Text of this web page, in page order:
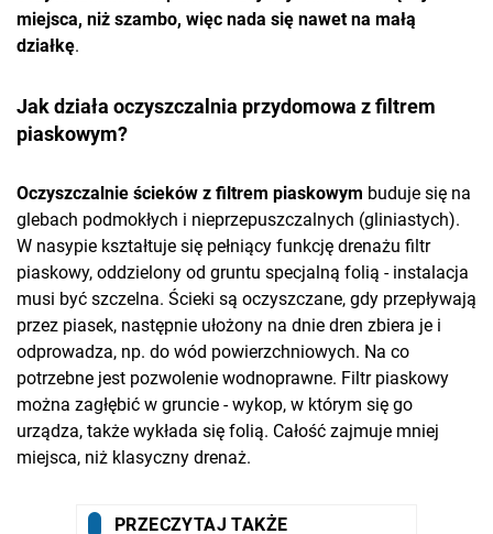
miejsca, niż szambo, więc nada się nawet na małą
działkę.
Jak działa oczyszczalnia przydomowa z filtrem
piaskowym?
Oczyszczalnie ścieków z filtrem piaskowym buduje się na
glebach podmokłych i nieprzepuszczalnych (gliniastych).
W nasypie kształtuje się pełniący funkcję drenażu filtr
piaskowy, oddzielony od gruntu specjalną folią - instalacja
musi być szczelna. Ścieki są oczyszczane, gdy przepływają
przez piasek, następnie ułożony na dnie dren zbiera je i
odprowadza, np. do wód powierzchniowych. Na co
potrzebne jest pozwolenie wodnoprawne. Filtr piaskowy
można zagłębić w gruncie - wykop, w którym się go
urządza, także wykłada się folią. Całość zajmuje mniej
miejsca, niż klasyczny drenaż.